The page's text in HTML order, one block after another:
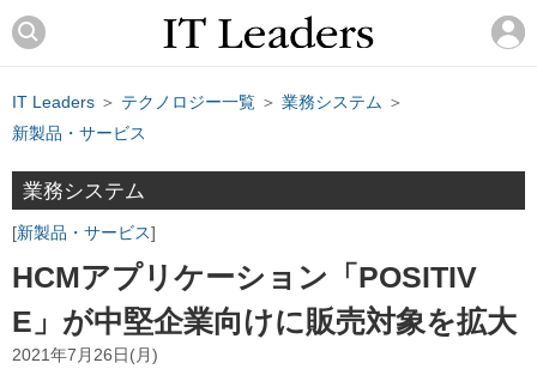
IT Leaders ＞ テクノロジー一覧 ＞ 業務システム ＞
新製品・サービス
業務システム
新製品・サービス
HCMアプリケーション「POSITIV
E」が中堅企業向けに販売対象を拡大
2021年7月26日(月)